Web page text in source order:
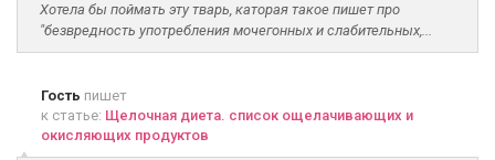
Хотела бы поймать эту тварь, каторая такое пишет про
"безвредность употребления мочегонных и слабительных,...
Гость пишет
к статье: Щелочная диета. список ощелачивающих и
окисляющих продуктов